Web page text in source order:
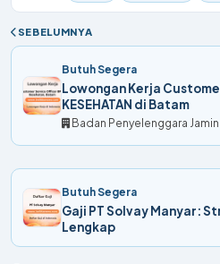
SEBELUMNYA
Butuh Segera
Lowongan Kerja Customer
KESEHATAN di Batam
Badan Penyelenggara
Butuh Segera
Gaji PT Solvay Manyar:
Lengkap